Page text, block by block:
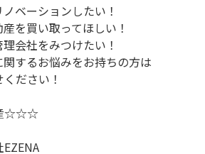
ベーションしたい！
を買い取ってほしい！
会社をみつけたい！
するお悩みをお持ちの方は
ださい！
☆☆☆